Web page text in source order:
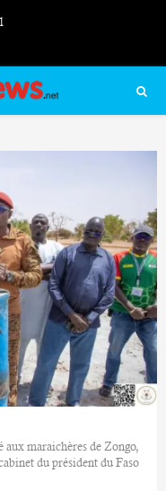
maraichères de Zongo,
du président du Faso